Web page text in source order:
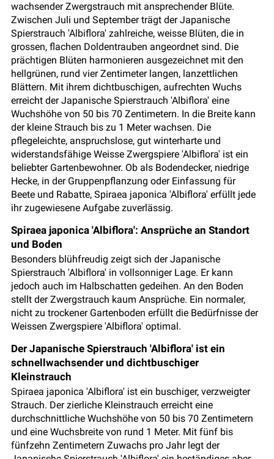
wachsender Zwergstrauch mit ansprechender Blüte.
Zwischen Juli und September trägt der Japanische
Spierstrauch 'Albiflora' zahlreiche, weisse Blüten, die in
grossen, flachen Doldentrauben angeordnet sind. Die
prächtigen Blüten harmonieren ausgezeichnet mit den
hellgrünen, rund vier Zentimeter langen, lanzettlichen
Blättern. Mit ihrem dichtbuschigen, aufrechten Wuchs
erreicht der Japanische Spierstrauch 'Albiflora' eine
Wuchshöhe von 50 bis 70 Zentimetern. In die Breite kann
der kleine Strauch bis zu 1 Meter wachsen. Die
pflegeleichte, anspruchslose, gut winterharte und
widerstandsfähige Weisse Zwergspiere 'Albiflora' ist ein
beliebter Gartenbewohner. Ob als Bodendecker, niedrige
Hecke, in der Gruppenpflanzung oder Einfassung für
Beete und Rabatte, Spiraea japonica 'Albiflora' erfüllt jede
ihr zugewiesene Aufgabe zuverlässig.
Spiraea japonica 'Albiflora': Ansprüche an Standort
und Boden
Besonders blühfreudig zeigt sich der Japanische
Spierstrauch 'Albiflora' in vollsonniger Lage. Er kann
jedoch auch im Halbschatten gedeihen. An den Boden
stellt der Zwergstrauch kaum Ansprüche. Ein normaler,
nicht zu trockener Gartenboden erfüllt die Bedürfnisse der
Weissen Zwergspiere 'Albiflora' optimal.
Der Japanische Spierstrauch 'Albiflora' ist ein
schnellwachsender und dichtbuschiger
Kleinstrauch
Spiraea japonica 'Albiflora' ist ein buschiger, verzweigter
Strauch. Der zierliche Kleinstrauch erreicht eine
durchschnittliche Wuchshöhe von 50 bis 70 Zentimetern
und eine Wuchsbreite von rund 1 Meter. Mit fünf bis
fünfzehn Zentimetern Zuwachs pro Jahr legt der